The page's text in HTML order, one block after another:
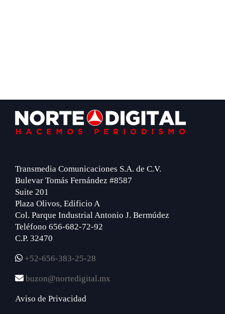
Footer
Transmedia Comunicaciones S.A. de C.V.
Bulevar Tomás Fernández #8587
Suite 201
Plaza Olivos, Edificio A
Col. Parque Industrial Antonio J. Bermúdez
Teléfono 656-682-72-92
C.P. 32470
+52-656-383-25-28
buzon@nortedigital.mx
Aviso de Privacidad